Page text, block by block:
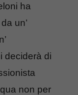
ha
un’
deciderà di
non per